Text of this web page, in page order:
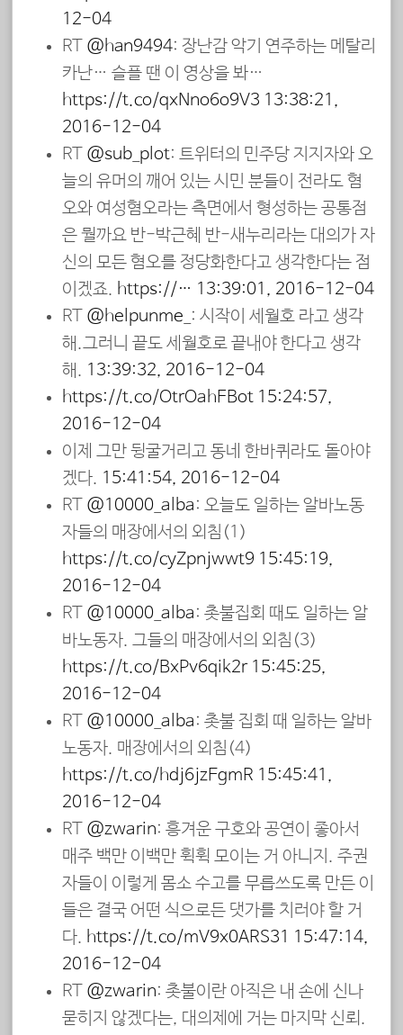
12-04
RT @han9494: 장난감 악기 연주하는 메탈리
카난… 슬플 땐 이 영상을 봐…
https://t.co/qxNno6o9V3 13:38:21,
2016-12-04
RT @sub_plot: 트위터의 민주당 지지자와 오
늘의 유머의 깨어 있는 시민 분들이 전라도 혐
오와 여성혐오라는 측면에서 형성하는 공통점
은 뭘까요 반-박근혜 반-새누리라는 대의가 자
신의 모든 혐오를 정당화한다고 생각한다는 점
이겠죠. https://… 13:39:01, 2016-12-04
RT @helpunme_ : 시작이 세월호 라고 생각
해.그러니 끝도 세월호로 끝내야 한다고 생각
해. 13:39:32, 2016-12-04
https://t.co/OtrOahFBot 15:24:57,
2016-12-04
이제 그만 뒹굴거리고 동네 한바퀴라도 돌아야
겠다. 15:41:54, 2016-12-04
RT @10000_alba: 오늘도 일하는 알바노동
자들의 매장에서의 외침(1)
https://t.co/cyZpnjwwt9 15:45:19,
2016-12-04
RT @10000_alba: 촛불집회 때도 일하는 알
바노동자. 그들의 매장에서의 외침(3)
https://t.co/BxPv6qik2r 15:45:25,
2016-12-04
RT @10000_alba: 촛불 집회 때 일하는 알바
노동자. 매장에서의 외침(4)
https://t.co/hdj6jzEgmR 15:45:41,
2016-12-04
RT @zwarin: 흥겨운 구호와 공연이 좋아서
매주 백만 이백만 휙휙 모이는 거 아니지. 주권
자들이 이렇게 몸소 수고를 무릅쓰도록 만든 이
들은 결국 어떤 식으로든 댓가를 치러야 할 거
다. https://t.co/mV9x0ARS31 15:47:14,
2016-12-04
RT @zwarin: 촛불이란 아직은 내 손에 신나
묻히지 않겠다는, 대의제에 거는 마지막 신뢰.